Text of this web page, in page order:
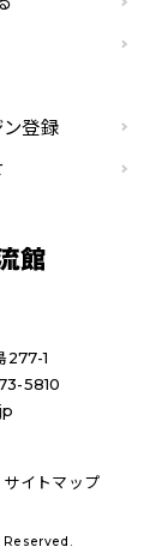
277-1
5810
ン登録
サイトマップ
Reserved.